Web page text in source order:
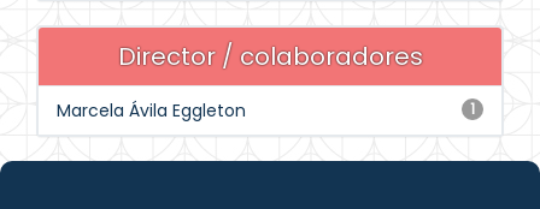
Director / colaboradores
1
Marcela Ávila Eggleton